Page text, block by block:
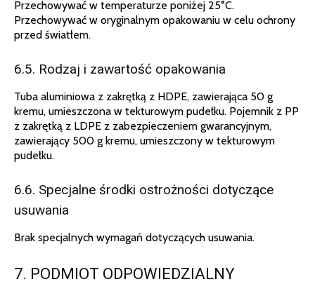
Przechowywać w temperaturze poniżej 25°C.
Przechowywać w oryginalnym opakowaniu w celu ochrony
przed światłem.
6.5. Rodzaj i zawartość opakowania
Tuba aluminiowa z zakrętką z HDPE, zawierająca 50 g
kremu, umieszczona w tekturowym pudełku. Pojemnik z PP
z zakrętką z LDPE z zabezpieczeniem gwarancyjnym,
zawierający 500 g kremu, umieszczony w tekturowym
pudełku.
6.6. Specjalne środki ostrożności dotyczące
usuwania
Brak specjalnych wymagań dotyczących usuwania.
7. PODMIOT ODPOWIEDZIALNY